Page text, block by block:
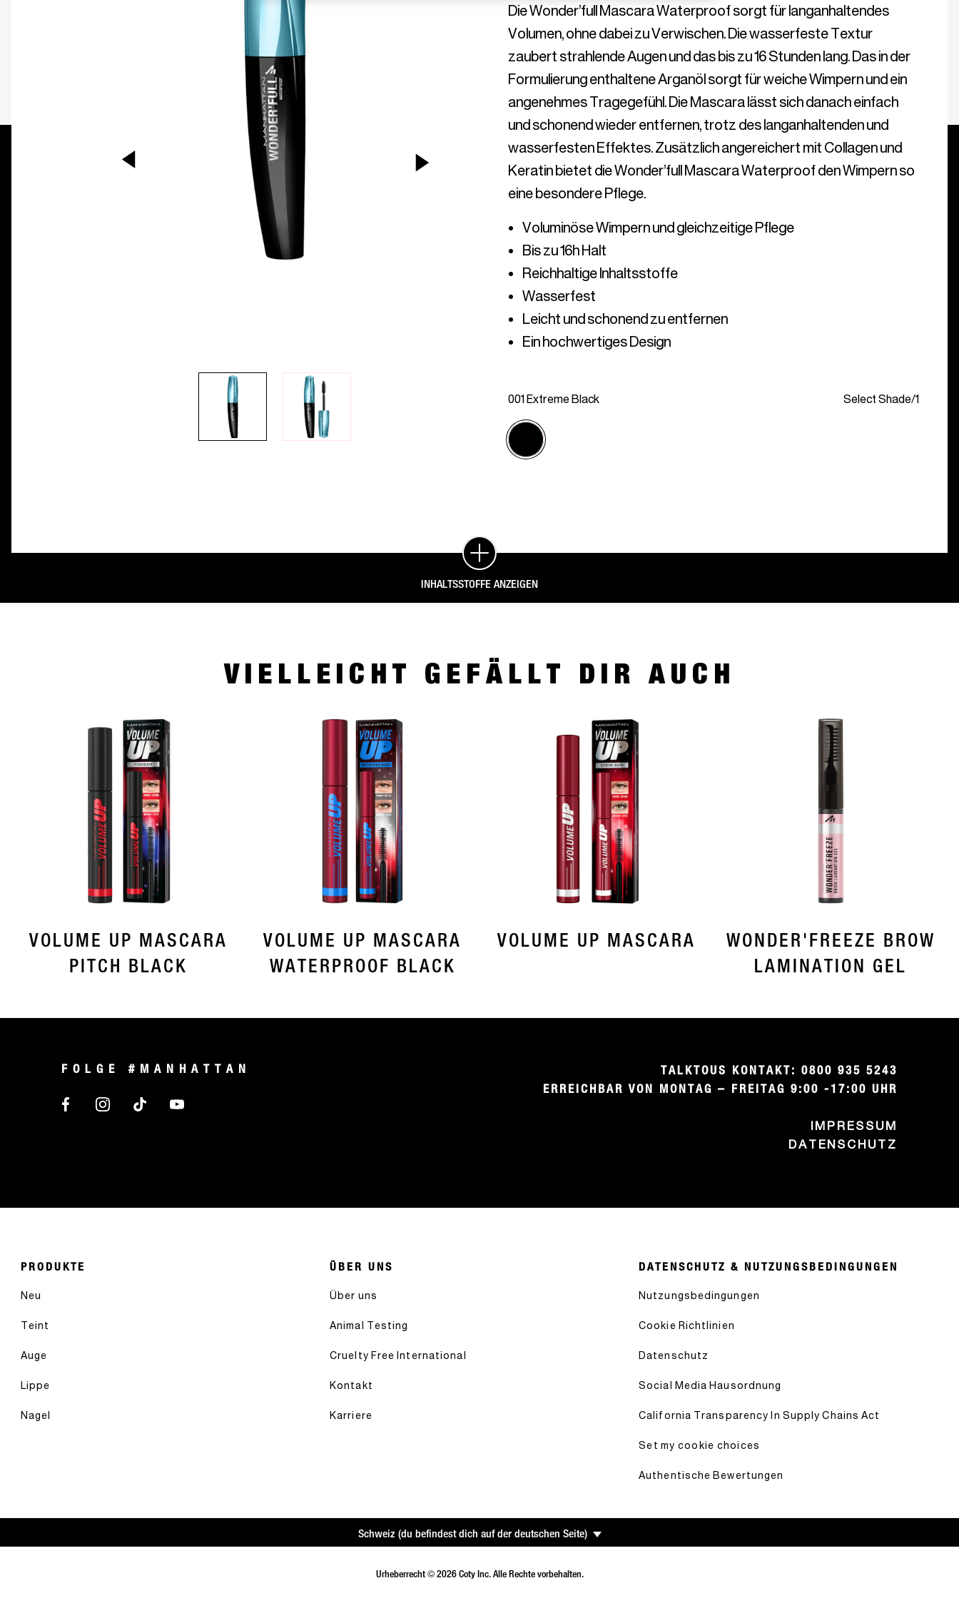
Die Wonder’full Mascara Waterproof sorgt für langanhaltendes
Volumen, ohne dabei zu Verwischen. Die wasserfeste Textur
zaubert strahlende Augen und das bis zu 16 Stunden lang. Das in der
Formulierung enthaltene Arganöl sorgt für weiche Wimpern und ein
angenehmes Tragegefühl. Die Mascara lässt sich danach einfach
und schonend wieder entfernen, trotz des langanhaltenden und
wasserfesten Effektes. Zusätzlich angereichert mit Collagen und
Keratin bietet die Wonder’full Mascara Waterproof den Wimpern so
Ein hochwertiges Design
001 Extreme Black Select Shade/1
INHALTSSTOFFE ANZEIGEN
VIELLEICHT GEFÄLLT DIR AUCH
VOLUME UP MASCARA
PITCH BLACK
VOLUME UP MASCARA
WATERPROOF BLACK
VOLUME UP MASCARA
WONDER'FREEZE BROW
LAMINATION GEL
FOLGE #MANHATTAN
TALKTOUS KONTAKT: 0800 935 5243
ERREICHBAR VON MONTAG – FREITAG 9:00 -17:00 UHR
IMPRESSUM
DATENSCHUTZ
PRODUKTE
Neu
Teint
Auge
Lippe
Nagel
ÜBER UNS
Über uns
Animal Testing
Cruelty Free International
Kontakt
Karriere
DATENSCHUTZ & NUTZUNGSBEDINGUNGEN
Nutzungsbedingungen
Cookie Richtlinien
Datenschutz
Social Media Hausordnung
California Transparency In Supply Chains Act
Set my cookie choices
Authentische Bewertungen
Schweiz(du befindest dich auf der deutschen Seite)
Urheberrecht © 2026 Coty Inc. Alle Rechte vorbehalten.